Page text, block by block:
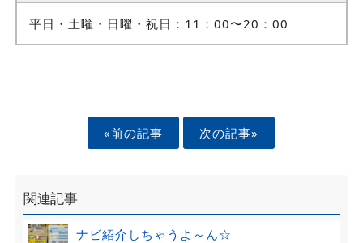
平日・土曜・日曜・祝日：11：00〜20：00
«前の記事 次の記事»
関連記事
ナビ紹介しちゃうよ～ん☆